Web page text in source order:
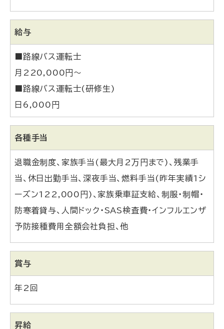
給与
■路線バス運転士
月220,000円～
■路線バス運転士(研修生)
日6,000円
各種手当
退職金制度、家族手当(最大月2万円まで)、残業手
当、休日出勤手当、深夜手当、燃料手当(昨年実績1シ
ーズン122,000円)、家族乗車証支給、制服・制帽・
防寒着貸与、人間ドック・SAS検査費・インフルエンザ
予防接種費用全額会社負担、他
賞与
年2回
昇給